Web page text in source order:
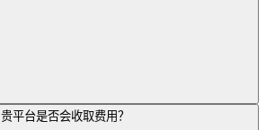
贵平台是否会收取费用？